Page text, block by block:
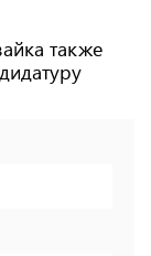
также